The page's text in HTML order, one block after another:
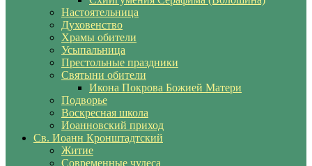
Настоятельница
Духовенство
Храмы обители
Усыпальница
Престольные праздники
Святыни обители
Икона Покрова Божией Матери
Подворье
Воскресная школа
Иоанновский приход
Св. Иоанн Кронштадтский
Житие
Современные чудеса